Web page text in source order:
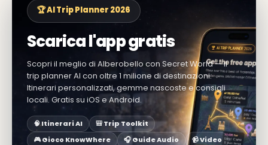
🏆 AI Trip Planner 2026
Scarica l'app gratis
Scopri il meglio di Alberobello con Secret World — il
trip planner AI con oltre 1 milione di destinazioni.
Itinerari personalizzati, gemme nascoste e consigli
locali. Gratis su iOS e Android.
🧠 Itinerari AI
🎒 Trip Toolkit
🎮 Gioco KnowWhere
🎧 Guide Audio 📹 Video